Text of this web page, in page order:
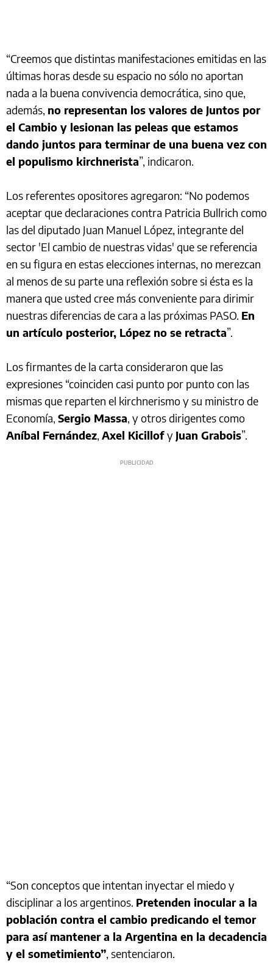
“Creemos que distintas manifestaciones emitidas en las
últimas horas desde su espacio no sólo no aportan
nada a la buena convivencia democrática, sino que,
además, no representan los valores de Juntos por
el Cambio y lesionan las peleas que estamos
dando juntos para terminar de una buena vez con
el populismo kirchnerista”, indicaron.
Los referentes opositores agregaron: “No podemos
aceptar que declaraciones contra Patricia Bullrich como
las del diputado Juan Manuel López, integrante del
sector 'El cambio de nuestras vidas' que se referencia
en su figura en estas elecciones internas, no merezcan
al menos de su parte una reflexión sobre si ésta es la
manera que usted cree más conveniente para dirimir
nuestras diferencias de cara a las próximas PASO. En
un artículo posterior, López no se retracta”.
Los firmantes de la carta consideraron que las
expresiones “coinciden casi punto por punto con las
mismas que reparten el kirchnerismo y su ministro de
Economía, Sergio Massa, y otros dirigentes como
Aníbal Fernández, Axel Kicillofy Juan Grabois”.
“Son conceptos que intentan inyectar el miedo y
disciplinar a los argentinos. Pretenden inocular a la
población contra el cambio predicando el temor
para así mantener a la Argentina en la decadencia
y el sometimiento”, sentenciaron.